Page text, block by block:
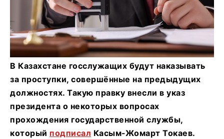
В Казахстане госслужащих будут наказывать
за проступки, совершённые на предыдущих
должностях. Такую правку внесли в указ
президента о некоторых вопросах
прохождения государственной службы,
который подписал Касым-Жомарт Токаев.